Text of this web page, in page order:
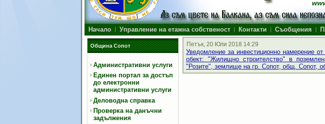
Начало Управление на етажна собственост Контакти Съобщения
Община Сопот
Административни услуги
Единен портал за достъп
до електронни
административни услуги
Деловодна справка
Проверка на данъчни
задължения
Петък, 20 Юли 2018 14:29
Уведомление за инвестиционно
обект: "Жилищно строителство" в
"Розите", землище на гр. Сопот, общ. Сопот,